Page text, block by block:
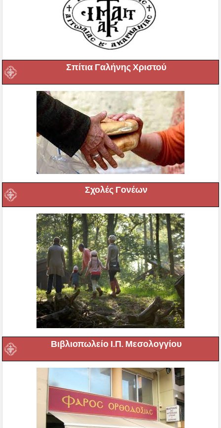
Σπίτια Γαλήνης Χριστού
Σχολές Γονέων
Βιβλιοπωλείο Ι.Π. Μεσολογγίου